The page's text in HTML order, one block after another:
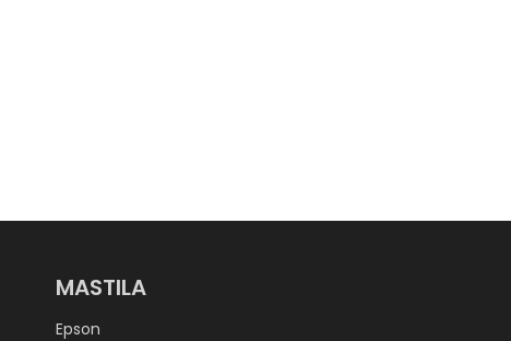
MASTILA
Epson